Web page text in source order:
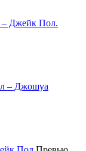
– Джейк Пол.
– Джошуа